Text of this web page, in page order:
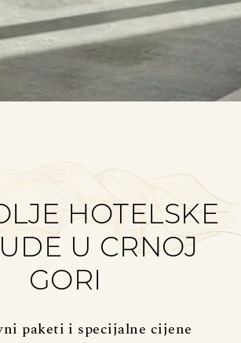
HOTELSKE
U CRNOJ
GORI
paketi i specijalne cijene